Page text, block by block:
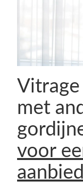
met
voor